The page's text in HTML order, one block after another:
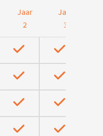
Jaar
2
Jaar
3